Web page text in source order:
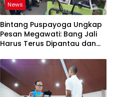
News
Bintang Puspayoga Ungkap
Pesan Megawati: Bang Jali
Harus Terus Dipantau dan